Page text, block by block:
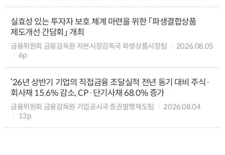
실효성 있는 투자자 보호 체계 마련을 위한 「파생결합상품
제도개선 간담회」 개최
금융위원회 금융감독원 자본시장감독국 파생상품시장팀
2026.08.05
6p
‘26년 상반기 기업의 직접금융 조달실적 전년 동기 대비 주식·
회사채 15.6% 감소, CP·단기사채 68.0% 증가
금융위원회 금융감독원 기업공시국 증권발행제도팀
2026.08.04
13p